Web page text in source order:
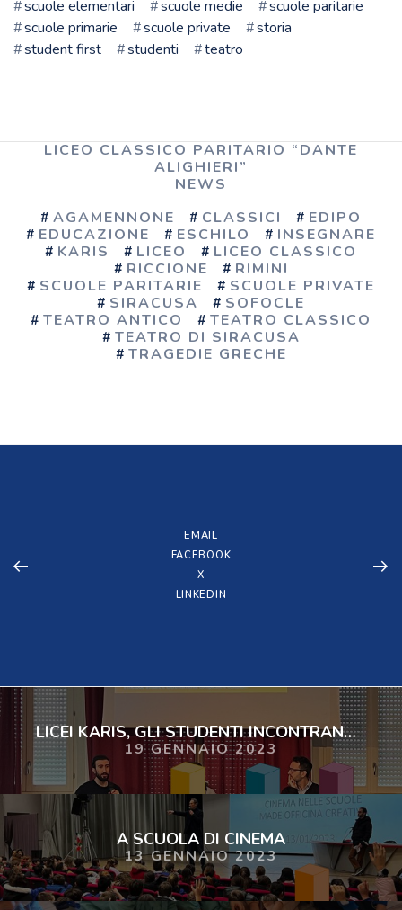
scuole elementari scuole medie
scuole paritarie
scuole primarie
scuole private
storia
student first
studenti teatro
LICEO CLASSICO PARITARIO “DANTE
ALIGHIERI”
NEWS
AGAMENNONE
CLASSICI
EDIPO
EDUCAZIONE
ESCHILO
INSEGNARE
KARIS
LICEO
LICEO CLASSICO
RICCIONE
RIMINI
SCUOLE PARITARIE
SCUOLE PRIVATE
SIRACUSA
SOFOCLE
TEATRO ANTICO
TEATRO CLASSICO
TEATRO DI SIRACUSA
TRAGEDIE GRECHE
EMAIL
FACEBOOK
X
LINKEDIN
LICEI KARIS, GLI STUDENTI INCONTRANO JACOPO VILLA
19 GENNAIO 2023
A SCUOLA DI CINEMA
13 GENNAIO 2023